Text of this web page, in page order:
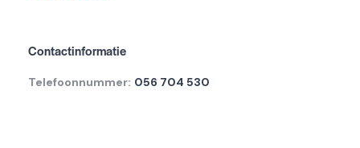
Contactinformatie
Telefoonnummer: 056 704 530